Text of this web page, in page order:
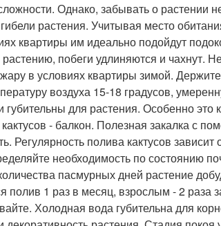
Однако, забывать о растении
растения. Учитывая место
квартиры им идеально подойдут
побеги удлиняются и чахнут.
в условиях квартиры зимой.
воздуха 15-18 градусов,
для растения. Особенно это
- балкон. Полезная закалка с
Регулярность полива кактусов
необходимость по состоянию
пасмурных дней растение
полив 1 раз в месяц, взрослым - 2 раза
Холодная вода губительна для